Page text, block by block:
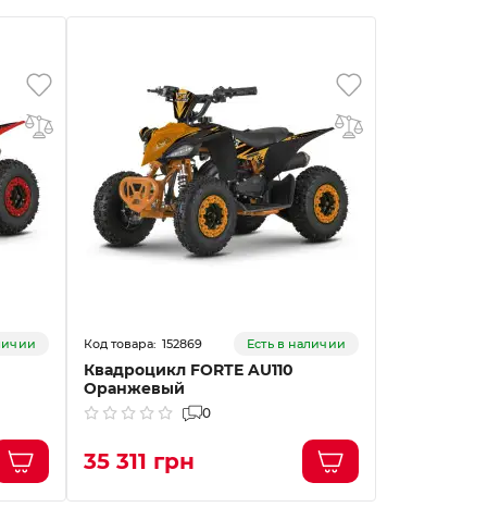
152869 Есть в наличии
Квадроцикл FORTE AU110
Оранжевый
0
35 311 грн